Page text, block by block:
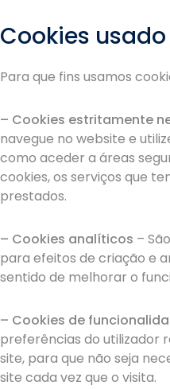
Cookies
Para que fins usamos
– Cookies estritamente
navegue no website e
como aceder a áreas
cookies, os serviços que
prestados.
– Cookies analíticos –
para efeitos de criação e
sentido de melhorar o
– Cookies de
preferências do utilizador
site, para que não seja
site cada vez que o visita.